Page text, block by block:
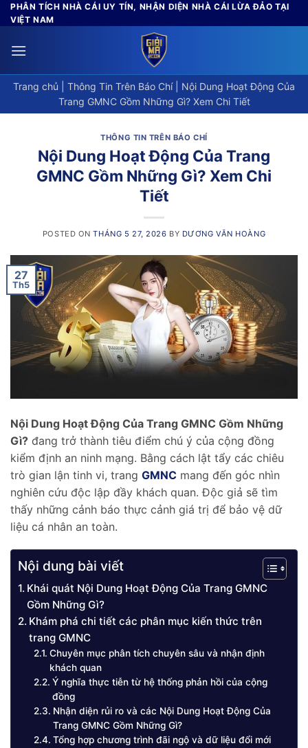
Skip
to
content
PHÂN TÍCH NHÀ CÁI UY TÍN, NHẬN DIỆN NHÀ CÁI LỪA ĐẢO TẠI
VIỆT NAM
Trang chủ Thông Tin Trên Báo Chí| Nội Dung Hoạt Động Của
Trang GMNC Gồm Những Gì? Xem Chi Tiết
THÔNG TIN TRÊN BÁO CHÍ
Nội Dung Hoạt Động Của Trang
GMNC Gồm Những Gì? Xem Chi
Tiết
POSTED ONTHÁNG 5 27, 2026 BY DƯƠNG VĂN HOÀNG
27
Th5
Nội Dung Hoạt Động Của Trang GMNC Gồm Những
Gì? đang trở thành tiêu điểm chú ý của cộng đồng
kiểm định an ninh mạng. Bằng cách lật tẩy các chiêu
trò gian lận tinh vi, trang GMNC mang đến góc nhìn
nghiên cứu độc lập đầy khách quan. Độc giả sẽ tìm
thấy những cảnh báo thực cảnh giá trị để bảo vệ dữ
liệu cá nhân an toàn.
Nội dung bài viết
Khái quát Nội Dung Hoạt Động Của Trang GMNC
Gồm Những Gì?
Khám phá chi tiết các phân mục kiến thức trên
trang GMNC
Chuyên mục phân tích chuyên sâu và nhận định
khách quan
Ý nghĩa thực tiễn từ hệ thống phản hồi của cộng
đồng
Nhận diện rủi ro và các Nội Dung Hoạt Động Của
Trang GMNC Gồm Những Gì?
Tổng hợp chương trình đãi ngộ và dữ liệu đổi mới